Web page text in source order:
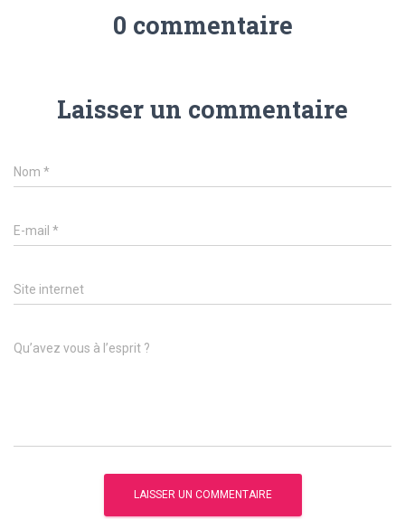
0 commentaire
Laisser un commentaire
Nom *
E-mail *
Site internet
Qu’avez vous à l’esprit ?